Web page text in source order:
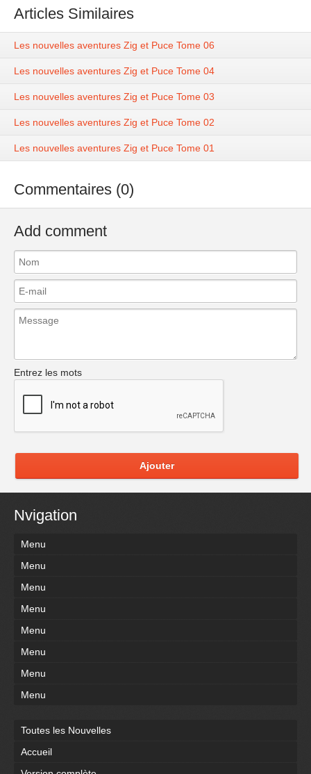
Articles Similaires
Les nouvelles aventures Zig et Puce Tome 06
Les nouvelles aventures Zig et Puce Tome 04
Les nouvelles aventures Zig et Puce Tome 03
Les nouvelles aventures Zig et Puce Tome 02
Les nouvelles aventures Zig et Puce Tome 01
Commentaires (0)
Add comment
Entrez les mots
Ajouter
Nvigation
Menu
Menu
Menu
Menu
Menu
Menu
Menu
Menu
Toutes les Nouvelles
Accueil